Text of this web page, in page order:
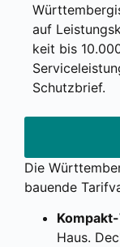
auf
keit bis
Schutz­brief.
Die
bau­en­de
Haus.